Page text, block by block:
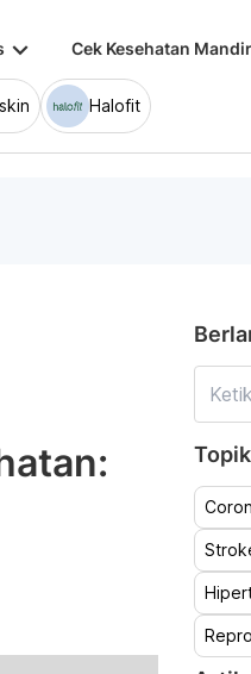
keyboard_arrow_down Cek Kesehatan
Halofit